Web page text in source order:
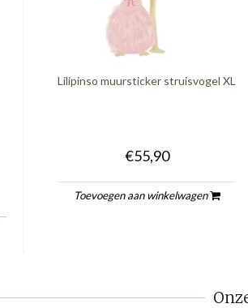
Lilipinso muursticker struisvogel XL
€55,90
Toevoegen aan winkelwagen